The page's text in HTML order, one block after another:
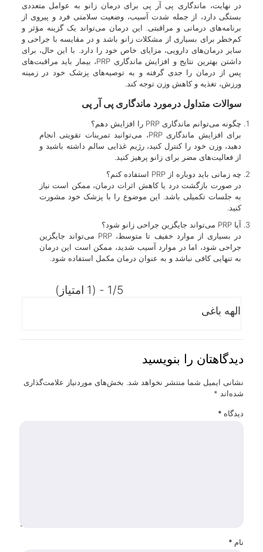
در نهایت، ماندگاری پی آر پی برای درمان زانو به عوامل متعددی
بستگی دارد، از جمله شدت آسیب، وضعیت سلامتی فرد و پیروی از
برنامه‌های درمانی و مراقبتی. این درمان می‌تواند یک گزینه مؤثر و
کم‌خطر برای بسیاری از مشکلات زانو باشد و در مقایسه با جراحی و
سایر درمان‌های دارویی، مزایای خاص خود را دارد. با این حال، برای
داشتن بهترین نتایج و افزایش ماندگاری PRP، بیمار باید مراقبت‌های
پس از درمان را جدی گرفته و به توصیه‌های پزشک خود در زمینه
ورزش، تغذیه و کاهش وزن توجه کند.
سوالات متداول درمورد ماندگاری پی آر پی
چگونه می‌توانم ماندگاری PRP را افزایش دهم؟
برای افزایش ماندگاری PRP، می‌توانید تمرینات تقویتی انجام
دهید، وزن خود را کنترل کنید، رژیم غذایی سالم داشته باشید و
از فعالیت‌های مضر برای زانو پرهیز کنید.
چه زمانی باید دوباره از PRP استفاده کنم؟
در صورت بازگشت درد یا کاهش اثرات درمان، ممکن است نیاز
به جلسات تکمیلی باشد. این موضوع را با پزشک خود مشورت
کنید.
آیا PRP می‌تواند جایگزین جراحی زانو شود؟
در بسیاری از موارد خفیف تا متوسط، PRP می‌تواند جایگزین
جراحی شود، اما در موارد آسیب شدید، ممکن است این درمان
به تنهایی کافی نباشد و به عنوان درمان مکمل استفاده شود.
1/5 - (1 امتیاز)
الهه باغی
دیدگاهتان را بنویسید
نشانی ایمیل شما منتشر نخواهد شد. بخش‌های موردنیاز علامت‌گذاری
شده‌اند *
دیدگاه *
نام *